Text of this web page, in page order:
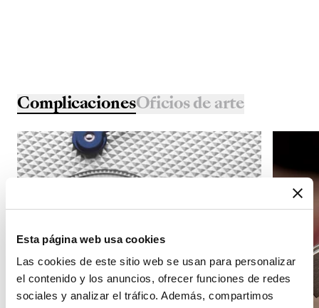
Esta página web usa cookies
Las cookies de este sitio web se usan para personalizar
el contenido y los anuncios, ofrecer funciones de redes
sociales y analizar el tráfico. Además, compartimos
ComplicacionesOficios de arte